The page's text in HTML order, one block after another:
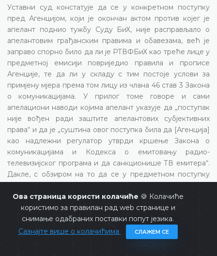
Ова страница користи колачиће 🍪 Колачиће
користимо за правилан рад web странице и
снимање одабраних поставки попут језика.
Сазнајте више о колачићима
СЛАЖЕМ СЕ
Уставни суд констатује да се у конкретном поступку
пред Агенцијом, који је окончан актом против којег је
апелант поднио тужбу Суду БиХ, није расправљало о
апелантовим грађанским правима и обавезама, већ је
заправо спорно било да ли је РТВФБиХ као треће лице у
предметној емисији повриједио правила и прописе
Агенције, те да ли у складу с тим постоје услови за
примјену мјера према том лицу из члана 46 став 3 Закона
о комуникацијама. У прилог томе говоре и сами
апелациони наводи којима апелант указује да „поступак
није вођен ради заштите апелантових субјективних
права“ и да је „суштина овог поступка била да [Агенција]
као надлежни регулатор утврди кршење Закона о
комуникацијама и Кодекса о емитовању радио-
телевизијског програма и да санкционише ТВ емитера“.
Дакле, с обзиром на то да се у предметном поступку
обавезама, апелант не може да ужива заштиту права
гарантованих чланом II/3е) Устава Босне и Херцеговине
и чланом 6 став 1 Европске конвенције, укључујући и
право на приступ суду, усљед чега је апелација
инкомпатибилна с Уставом Босне и